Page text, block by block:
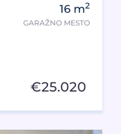
16 m2
GARAŽNO MESTO
€25.020